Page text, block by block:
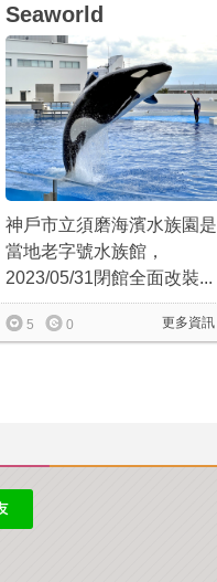
Seaworld
神戶市立須磨海濱水族園是
當地老字號水族館，
2023/05/31閉館全面改裝...
更多資訊
5 0